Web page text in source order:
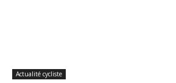
Actualité cycliste